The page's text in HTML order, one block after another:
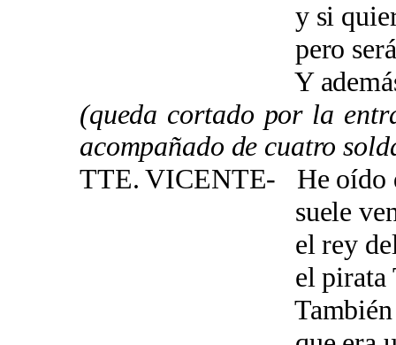
y si quieres
pero será en
Y además
(queda cortado por la
acompañado de cuatro
TTE. VICENTE- He oído
suele venir a
el rey del
el pirata
También me